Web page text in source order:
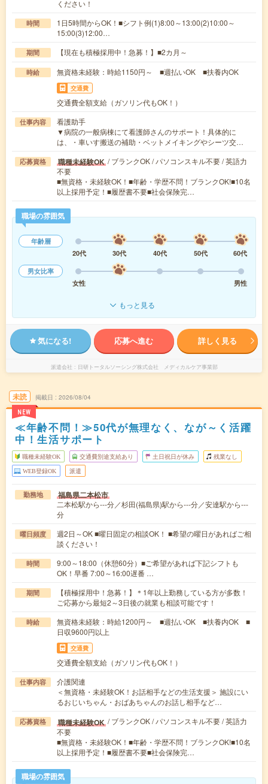
ください！
時間
1日5時間からOK！■シフト例(1)8:00～13:00(2)10:00～
15:00(3)12:00…
期間 【現在も積極採用中！急募！】■2カ月～
時給 無資格未経験：時給1150円～ ■週払いOK ■扶養内OK
交通費
交通費全額支給（ガソリン代もOK！）
仕事内容
看護助手
▼病院の一般病棟にて看護師さんのサポート！具体的に
は、・車いす搬送の補助・ベットメイキングやシーツ交…
応募資格 職種未経験OK / ブランクOK / パソコンスキル不要 / 英語力
不要
■無資格・未経験OK！■年齢・学歴不問！ブランクOK!■10名
以上採用予定！■履歴書不要■社会保険完…
職場の雰囲気
年齢層
20代
30代 40代 50代
60代
男女比率
女性
男性
もっと見る
気になる! 応募へ進む 詳しく見る
派遣会社 日研トータルソーシング株式会社 メディカルケア事業部
未読
NEW
掲載日 2026/08/04
≪年齢不問！≫50代が無理なく、なが～く活躍
中！生活サポート
職種未経験OK 交通費別途支給あり 土日祝日が休み 残業なし
WEB登録OK 派遣
勤務地 福島県二本松市
二本松駅から---分／杉田(福島県)駅から---分／安達駅から---
分
曜日頻度
週2日～OK ■曜日固定の相談OK！ ■希望の曜日があればご相
談ください！
時間
9:00～18:00（休憩60分）■ご希望があれば下記シフトも
OK！早番 7:00～16:00遅番 …
期間
【積極採用中！急募！】＊1年以上勤務している方が多数！
ご応募から最短2～3日後の就業も相談可能です！
時給
無資格未経験：時給1200円～ ■週払いOK ■扶養内OK ■
日収9600円以上
交通費
交通費全額支給（ガソリン代もOK！）
仕事内容
介護関連
＜無資格・未経験OK！お話相手などの生活支援＞ 施設にい
るおじいちゃん・おばあちゃんのお話し相手など…
応募資格 職種未経験OK / ブランクOK / パソコンスキル不要 / 英語力
不要
■無資格・未経験OK！■年齢・学歴不問！ブランクOK!■10名
以上採用予定！■履歴書不要■社会保険完…
職場の雰囲気